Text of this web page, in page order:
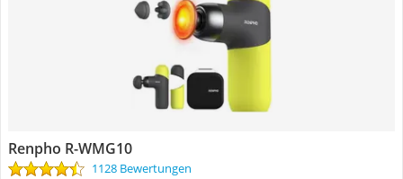
Renpho R-WMG10
1128 Bewertungen